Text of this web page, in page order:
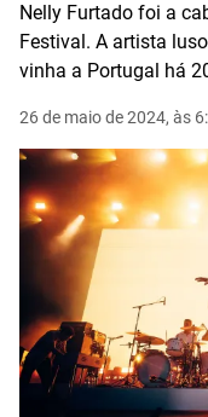
Nelly Furtado foi a
Festival. A artista
vinha a Portugal há
26 de maio de 2024, às